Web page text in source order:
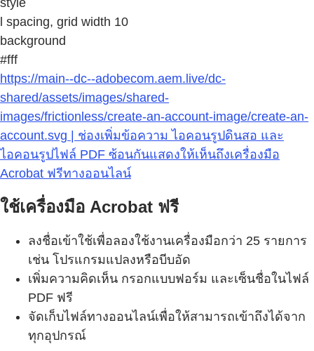
l spacing, grid width 10
background
#fff
https://main--dc--adobecom.aem.live/dc-
shared/assets/images/shared-
images/frictionless/create-an-account-image/create-an-
account.svg | ช่องเพิ่มข้อความ ไอคอนรูปดินสอ และ
ไอคอนรูปไฟล์ PDF ซ้อนกันแสดงให้เห็นถึงเครื่องมือ
Acrobat ฟรีทางออนไลน์
ใช้เครื่องมือ Acrobat ฟรี
ลงชื่อเข้าใช้เพื่อลองใช้งานเครื่องมือกว่า 25 รายการ
เช่น โปรแกรมแปลงหรือบีบอัด
เพิ่มความคิดเห็น กรอกแบบฟอร์ม และเซ็นชื่อในไฟล์
PDF ฟรี
จัดเก็บไฟล์ทางออนไลน์เพื่อให้สามารถเข้าถึงได้จาก
ทุกอุปกรณ์